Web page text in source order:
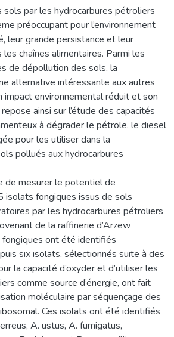
sols par les hydrocarbures pétroliers
préoccupant pour l’environnement
leur grande persistance et leur
les chaînes alimentaires. Parmi les
de dépollution des sols, la
alternative intéressante aux autres
impact environnemental réduit et son
ainsi sur l’étude des capacités
à dégrader le pétrole, le diesel
pour les utiliser dans la
pollués aux hydrocarbures
de mesurer le potentiel de
isolats fongiques issus de sols
par les hydrocarbures pétroliers
de la raffinerie d’Arzew
ont été identifiés
six isolats, sélectionnés suite à des
la capacité d’oxyder et d’utiliser les
comme source d’énergie, ont fait
moléculaire par séquençage des
Ces isolats ont été identifiés
A. ustus, A. fumigatus,